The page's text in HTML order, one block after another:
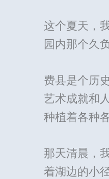
这个夏天，
园内那个久
费县是个历
艺术成就和
种植着各种
那天清晨，
着湖边的小